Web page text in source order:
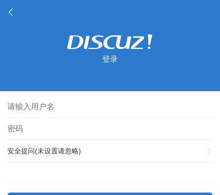
登录
安全提问(未设置请忽略)